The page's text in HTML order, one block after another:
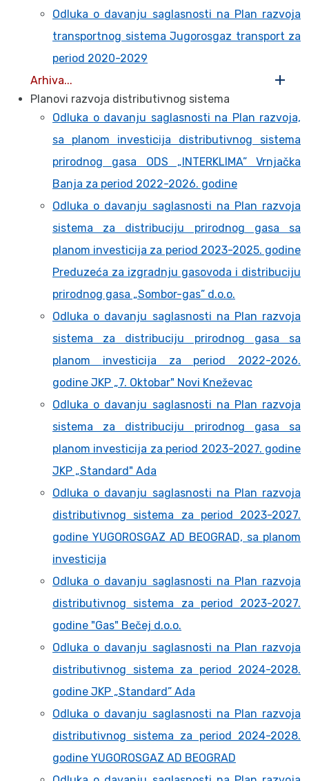
Odluka o davanju saglasnosti na Plan razvoja
transportnog sistema Jugorosgaz transport za
period 2020-2029
Arhiva...
Planovi razvoja distributivnog sistema
Odluka o davanju saglasnosti na Plan razvoja,
sa planom investicija distributivnog sistema
prirodnog gasa ODS „INTERKLIMA” Vrnjačka
Banja za period 2022-2026. godine
Odluka o davanju saglasnosti na Plan razvoja
sistema za distribuciju prirodnog gasa sa
planom investicija za period 2023-2025. godine
Preduzeća za izgradnju gasovoda i distribuciju
prirodnog gasa „Sombor-gas” d.o.o.
Odluka o davanju saglasnosti na Plan razvoja
sistema za distribuciju prirodnog gasa sa
planom investicija za period 2022-2026.
godine JKP „7. Oktobar" Novi Kneževac
Odluka o davanju saglasnosti na Plan razvoja
sistema za distribuciju prirodnog gasa sa
planom investicija za period 2023-2027. godine
JKP „Standard" Ada
Odluka o davanju saglasnosti na Plan razvoja
distributivnog sistema za period 2023-2027.
godine YUGOROSGAZ AD BEOGRAD, sa planom
investicija
Odluka o davanju saglasnosti na Plan razvoja
distributivnog sistema za period 2023-2027.
godine "Gas" Bečej d.o.o.
Odluka o davanju saglasnosti na Plan razvoja
distributivnog sistema za period 2024-2028.
godine JKP „Standard” Ada
Odluka o davanju saglasnosti na Plan razvoja
distributivnog sistema za period 2024-2028.
godine YUGOROSGAZ AD BEOGRAD